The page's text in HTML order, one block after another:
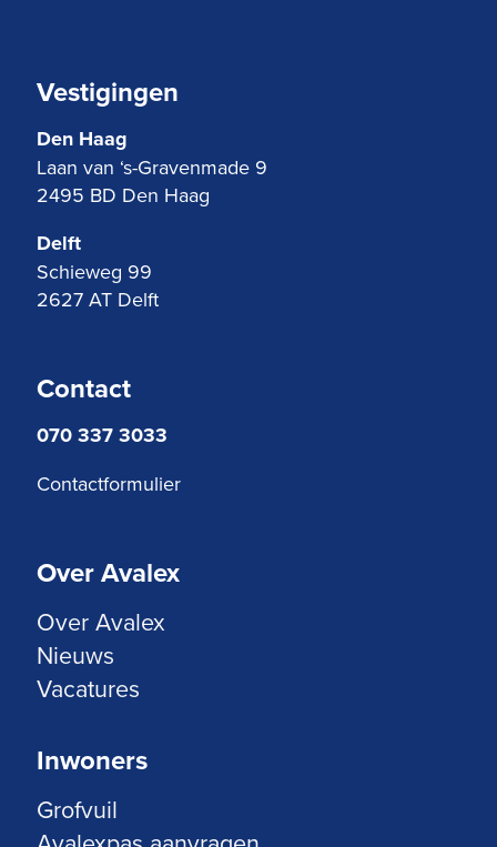
Vestigingen
Den Haag
Laan van ‘s-Gravenmade 9
2495 BD Den Haag
Delft
Schieweg 99
2627 AT Delft
Contact
070 337 3033
Contactformulier
Over Avalex
Over Avalex
Nieuws
Vacatures
Inwoners
Grofvuil